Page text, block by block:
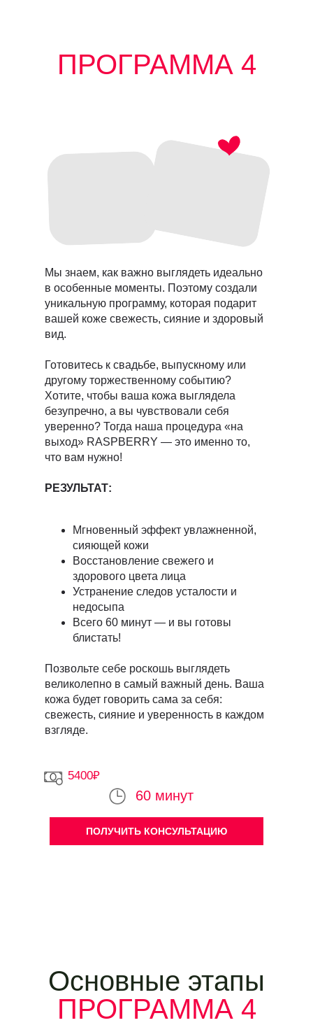
ПРОГРАММА 4
Мы знаем, как важно выглядеть идеально
в особенные моменты. Поэтому создали
уникальную программу, которая подарит
вашей коже свежесть, сияние и здоровый
вид.
Готовитесь к свадьбе, выпускному или
другому торжественному событию?
Хотите, чтобы ваша кожа выглядела
безупречно, а вы чувствовали себя
уверенно? Тогда наша процедура «на
выход» RASPBERRY — это именно то,
что вам нужно!
РЕЗУЛЬТАТ:
Мгновенный эффект увлажненной,
сияющей кожи
Восстановление свежего и
здорового цвета лица
Устранение следов усталости и
недосыпа
Всего 60 минут — и вы готовы
блистать!
Позвольте себе роскошь выглядеть
великолепно в самый важный день. Ваша
кожа будет говорить сама за себя:
свежесть, сияние и уверенность в каждом
взгляде.
ПОЛУЧИТЬ КОНСУЛЬТАЦИЮ
5400₽
60 минут
Основные этапы
ПРОГРАММА 4